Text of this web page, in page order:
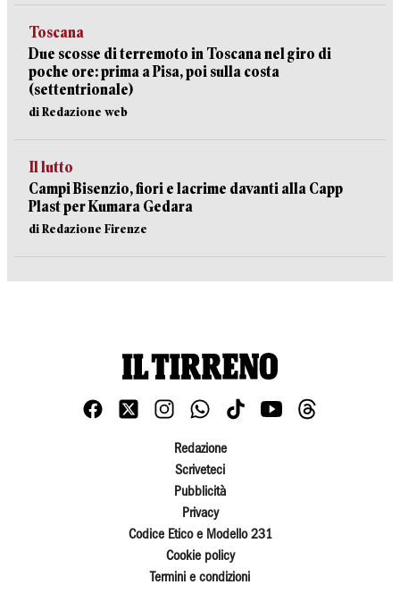
Toscana
Due scosse di terremoto in Toscana nel giro di
poche ore: prima a Pisa, poi sulla costa
(settentrionale)
di Redazione web
Il lutto
Campi Bisenzio, fiori e lacrime davanti alla Capp
Plast per Kumara Gedara
di Redazione Firenze
Redazione
Scriveteci
Pubblicità
Privacy
Codice Etico e Modello 231
Cookie policy
Termini e condizioni